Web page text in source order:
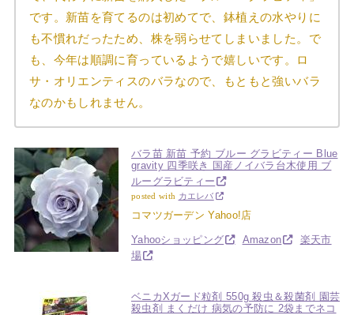
です。新苗を育てるのは初めてで、鉢植えの水やりに
も不慣れだったため、株を弱らせてしまいました。で
も、今年は順調に育っているようで嬉しいです。ロ
サ・オリエンティスのバラなので、もともと強いバラ
なのかもしれません。
バラ苗 新苗 予約 ブルー グラビティー Blue
gravity 四季咲き 国産ノイバラ台木使用 ブ
ルーグラビティー
posted with カエレバ
コマツガーデン Yahoo!店
Yahooショッピング Amazon
楽天市
場
ベニカXガード粒剤 550g 殺虫＆殺菌剤 園芸
殺虫剤 まくだけ 病気の予防に 2袋までネコ